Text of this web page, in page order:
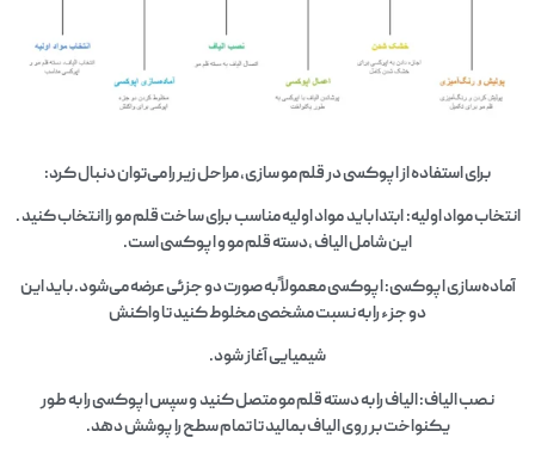
برای استفاده از اپوکسی در قلم مو سازی، مراحل زیر را می‌توان دنبال کرد:
انتخاب مواد اولیه: ابتدا باید مواد اولیه مناسب برای ساخت قلم مو را انتخاب کنید .
این شامل الیاف ،دسته قلم مو و اپوکسی است.
آماده‌سازی اپوکسی: اپوکسی معمولاً به صورت دو جزئی عرضه می‌شود. باید این
دو جزء را به نسبت مشخصی مخلوط کنید تا واکنش
شیمیایی آغاز شود.
نصب الیاف: الیاف را به دسته قلم مو متصل کنید و سپس اپوکسی را به طور
یکنواخت بر روی الیاف بمالید تا تمام سطح را پوشش دهد.